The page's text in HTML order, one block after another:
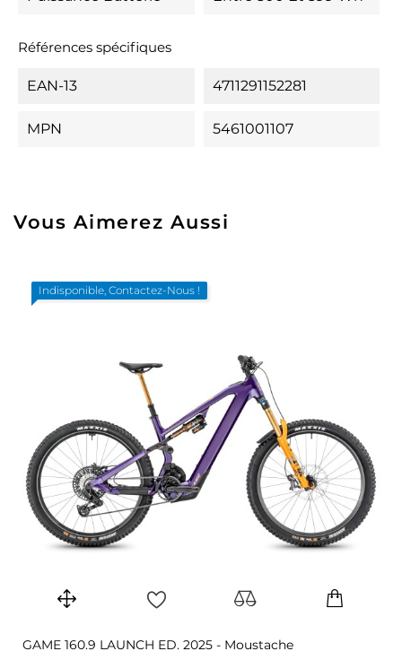
Références spécifiques
EAN-13 4711291152281
MPN 5461001107
Vous Aimerez Aussi
Indisponible, Contactez-Nous !
GAME 160.9 LAUNCH ED. 2025 - Moustache